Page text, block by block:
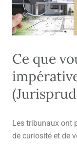
Ce que
Les tribunaux ont
de curiosité et de